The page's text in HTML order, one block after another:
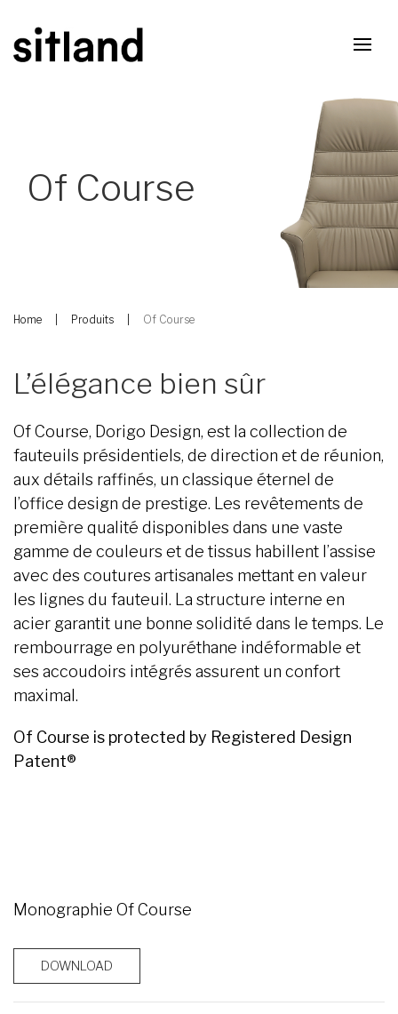
Of Course
Home Produits Of Course
L’élégance bien sûr
Of Course, Dorigo Design, est la collection de
fauteuils présidentiels, de direction et de réunion,
aux détails raffinés, un classique éternel de
l’office design de prestige. Les revêtements de
première qualité disponibles dans une vaste
gamme de couleurs et de tissus habillent l’assise
avec des coutures artisanales mettant en valeur
les lignes du fauteuil. La structure interne en
acier garantit une bonne solidité dans le temps. Le
rembourrage en polyuréthane indéformable et
ses accoudoirs intégrés assurent un confort
maximal.
Of Course is protected by Registered Design
Patent®
Monographie Of Course
DOWNLOAD